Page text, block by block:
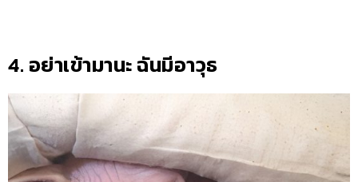
4. อย่าเข้ามานะ ฉันมีอาวุธ